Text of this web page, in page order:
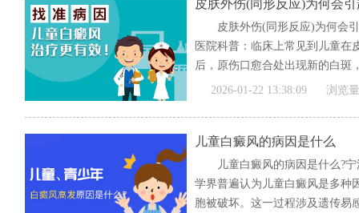
皮肤外伤(同形反应)为何会
皮肤外伤(同形反应)为何会
医院科普：临床上常见到儿童在
后，原伤口愈合处出现新的白斑
[全文]
2026-01-22 13:38:09 浏览
儿童白癜风的病因是什么
儿童白癜风的病因是什么?
学界普遍认为儿童白癜风是多种
胞被破坏。这一过程涉及遗传易